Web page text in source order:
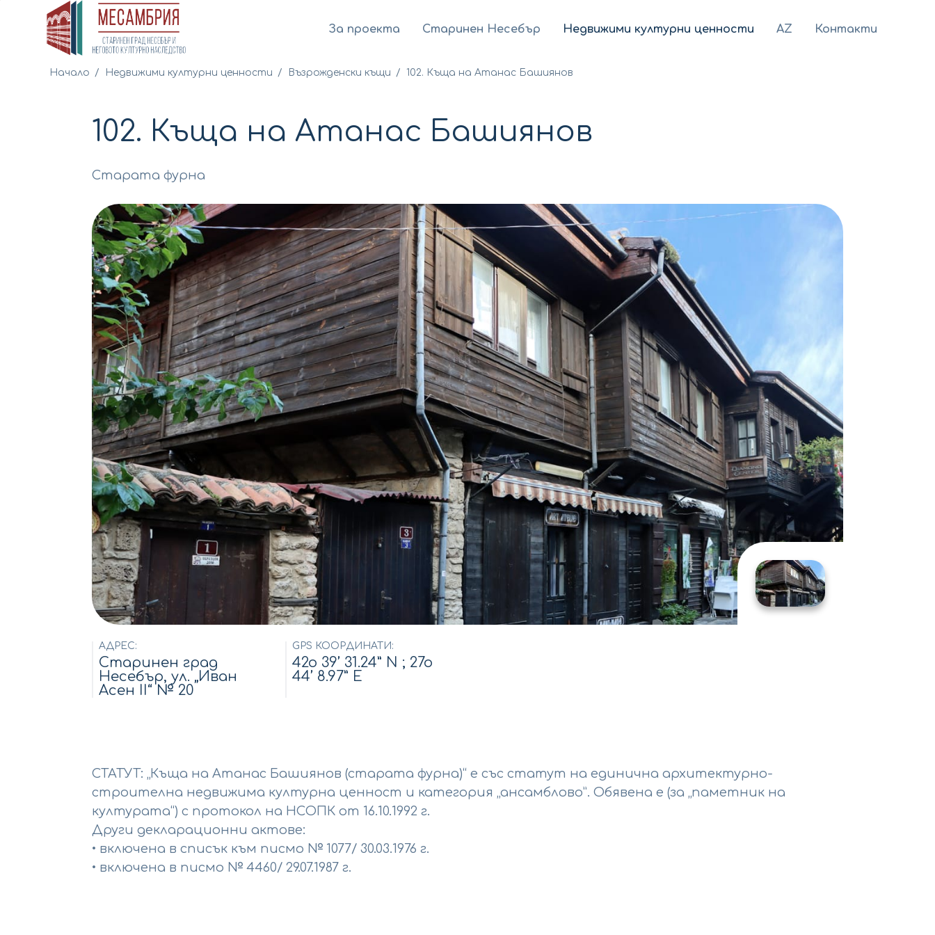
За проекта Старинен Несебър Недвижими културни ценности AZ Контакти
Начало / Недвижими културни ценности / Възрожденски къщи / 102. Къща на Атанас Башиянов
102. Къща на Атанас Башиянов
Старата фурна
АДРЕС:
Старинен град
Несебър, ул. „Иван
Асен II“ № 20
GPS КООРДИНАТИ:
42o 39’ 31.24” N ; 27o
44’ 8.97” E
СТАТУТ: „Къща на Атанас Башиянов (старата фурна)“ е със статут на единична архитектурно-
строителна недвижима културна ценност и категория „ансамблово”. Обявена е (за „паметник на
културата“) с протокол на НСОПК от 16.10.1992 г.
Други декларационни актове:
• включена в списък към писмо № 1077/ 30.03.1976 г.
• включена в писмо № 4460/ 29.07.1987 г.